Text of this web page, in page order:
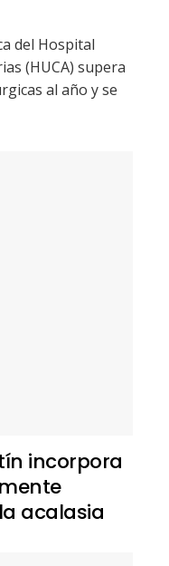
del Hospital
(HUCA) supera
al año y se
incorpora
acalasia